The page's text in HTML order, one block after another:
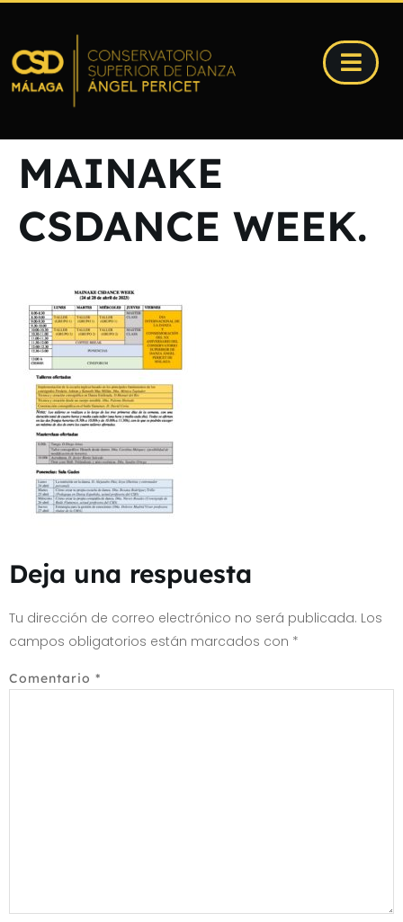
MAINAKE
CSDANCE WEEK.
Deja una respuesta
Tu dirección de correo electrónico no será publicada. Los
campos obligatorios están marcados con *
Comentario *